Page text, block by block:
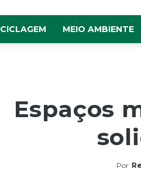
MEIO AMBIENTE
Espaços
Por